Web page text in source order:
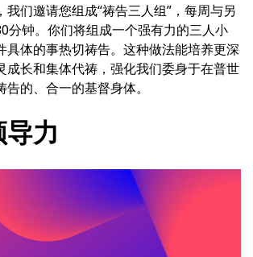
我们邀请您组成“祷告三人组”，每周与另
分钟。你们将组成一个强有力的三人小
具体的事热切祷告。这种做法能培养更深
成长和集体代祷，强化我们委身于在普世
的、合一的基督身体。
力